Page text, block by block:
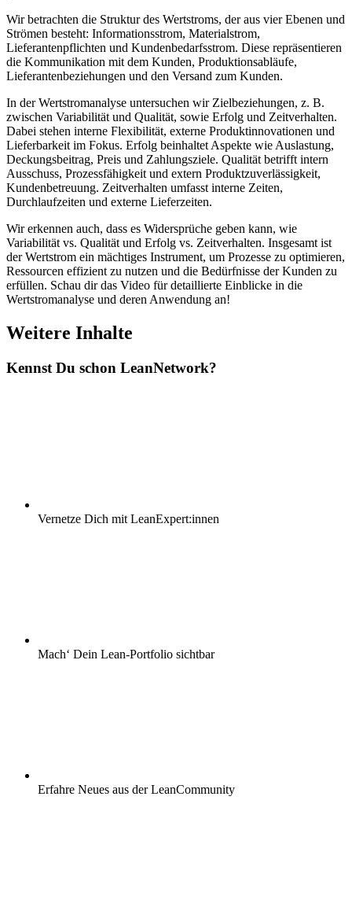
Wir betrachten die Struktur des Wertstroms, der aus vier Ebenen und
Strömen besteht: Informationsstrom, Materialstrom,
Lieferantenpflichten und Kundenbedarfsstrom. Diese repräsentieren
die Kommunikation mit dem Kunden, Produktionsabläufe,
Lieferantenbeziehungen und den Versand zum Kunden.
In der Wertstromanalyse untersuchen wir Zielbeziehungen, z. B.
zwischen Variabilität und Qualität, sowie Erfolg und Zeitverhalten.
Dabei stehen interne Flexibilität, externe Produktinnovationen und
Lieferbarkeit im Fokus. Erfolg beinhaltet Aspekte wie Auslastung,
Deckungsbeitrag, Preis und Zahlungsziele. Qualität betrifft intern
Ausschuss, Prozessfähigkeit und extern Produktzuverlässigkeit,
Kundenbetreuung. Zeitverhalten umfasst interne Zeiten,
Durchlaufzeiten und externe Lieferzeiten.
Wir erkennen auch, dass es Widersprüche geben kann, wie
Variabilität vs. Qualität und Erfolg vs. Zeitverhalten. Insgesamt ist
der Wertstrom ein mächtiges Instrument, um Prozesse zu optimieren,
Ressourcen effizient zu nutzen und die Bedürfnisse der Kunden zu
erfüllen. Schau dir das Video für detaillierte Einblicke in die
Wertstromanalyse und deren Anwendung an!
Weitere Inhalte
Kennst Du schon LeanNetwork?
Vernetze Dich mit LeanExpert:innen
Mach‘ Dein Lean-Portfolio sichtbar
Erfahre Neues aus der LeanCommunity